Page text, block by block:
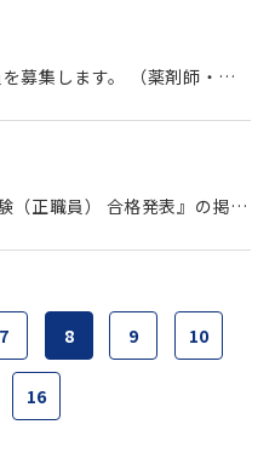
【職員募集】会計年度任用職員を募集します。 （薬剤師・臨床検査技師・看護師ほか）
『令和6年度中津市職員採用試験（正職員） 合格発表』の掲載をいたしました。
7 8 9 10
16